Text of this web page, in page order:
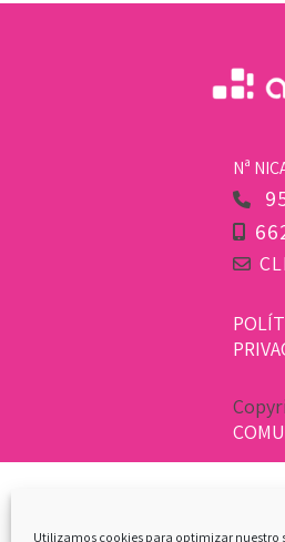
Utilizamos cookies para optimizar nuestro
Nª